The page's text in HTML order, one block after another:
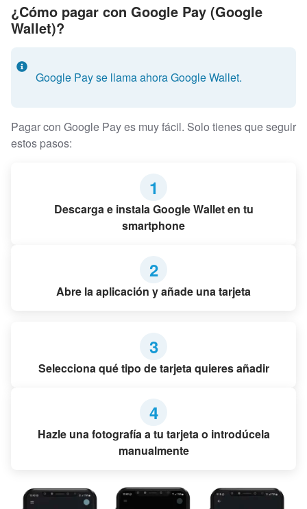
¿Cómo pagar con Google Pay (Google
Wallet)?
Google Pay se llama ahora Google Wallet.
Pagar con Google Pay es muy fácil. Solo tienes que seguir
estos pasos:
1
Descarga e instala Google Wallet en tu
smartphone
2
Abre la aplicación y añade una tarjeta
3
Selecciona qué tipo de tarjeta quieres añadir
4
Hazle una fotografía a tu tarjeta o introdúcela
manualmente